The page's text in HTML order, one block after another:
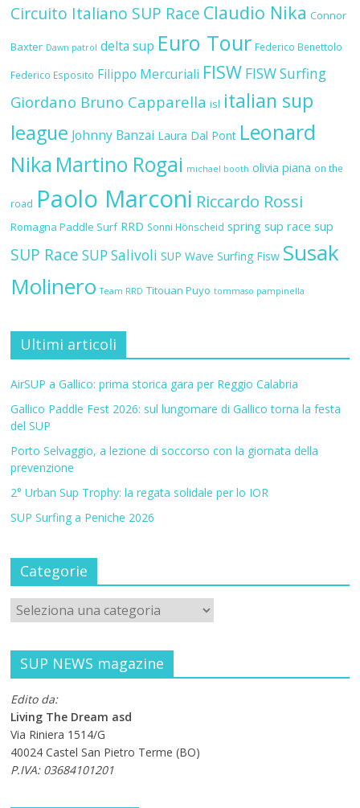
Circuito Italiano SUP Race Claudio Nika Connor
Baxter Dawn patrol delta sup Euro Tour Federico Benettolo
Federico Esposito Filippo Mercuriali FISW FISW Surfing
Giordano Bruno Capparella isl italian sup
league Johnny Banzai Laura Dal Pont Leonard
Nika Martino Rogai michael booth olivia piana on the
road Paolo Marconi Riccardo Rossi
Romagna Paddle Surf RRD Sonni Hönscheid spring sup race sup
SUP Race SUP Salivoli SUP Wave Surfing Fisw Susak
Molinero Team RRD Titouan Puyo tommaso pampinella
Ultimi articoli
AirSUP a Gallico: prima storica gara per Reggio Calabria
Gallico Paddle Fest 2026: sul lungomare di Gallico torna la festa
del SUP
Porto Selvaggio, a lezione di soccorso con la giornata della
prevenzione
2° Urban Sup Trophy: la regata solidale per lo IOR
SUP Surfing a Peniche 2026
Categorie
SUP NEWS magazine
Edito da:
Living The Dream asd
Via Riniera 1514/G
40024 Castel San Pietro Terme (BO)
P.IVA: 03684101201